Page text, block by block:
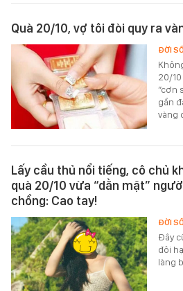
Quà 20/10, vợ tôi đòi quy ra
20/
“cơn
gần
vàng
ĐỜI
Lấy cầu thủ nổi tiếng, cô chủ
quà 20/10 vừa “dằn mặt”
chồng: Cao tay!
Đây
đôi
làng
ĐỜI